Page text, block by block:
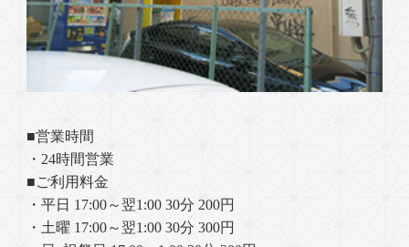
■営業時間
・24時間営業
■ご利用料金
・平日 17:00～翌1:00 30分 200円
・土曜 17:00～翌1:00 30分 300円